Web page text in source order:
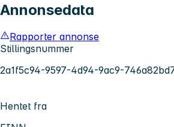
Annonsedata
Rapporter annonse
Stillingsnummer
2a1f5c94-9597-4d94-9ac9-
Hentet fra